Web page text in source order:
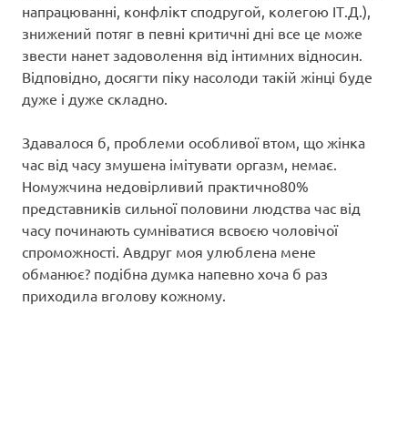
напрацюванні, конфлікт сподругой, колегою ІТ.Д.),
знижений потяг в певні критичні дні все це може
звести нанет задоволення від інтимних відносин.
Відповідно, досягти піку насолоди такій жінці буде
дуже і дуже складно.
Здавалося б, проблеми особливої втом, що жінка
час від часу змушена імітувати оргазм, немає.
Номужчина недовірливий практично80%
представників сильної половини людства час від
часу починають сумніватися всвоєю чоловічої
спроможності. Авдруг моя улюблена мене
обманює? подібна думка напевно хоча б раз
приходила вголову кожному.